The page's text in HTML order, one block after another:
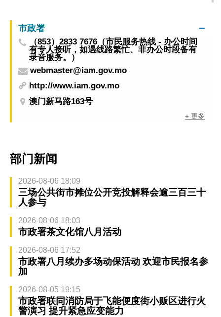
市政署
（853）2833 7676（市民服务热线 - 办公时间
有专人接听，如遇线路繁忙、非办公时段备有
录音服务。）
webmaster@iam.gov.mo
http://www.iam.gov.mo
澳门新马路163号
+ 更多
部门新闻
2026-08-06 18:09
三场公共街市摊位公开竞投解释会逾三百三十
人参与
2026-08-06 18:03
市政署茶文化馆八月活动
2026-08-06 17:52
市政署八月续办多场动保活动 欢迎市民报名参
加
2026-08-05 19:15
市政署联同消防局于飞能便度街小贩区进行火
警演习 提升紧急应变能力